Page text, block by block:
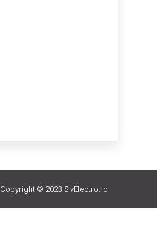
Copyright © 2023 SivElectro.ro